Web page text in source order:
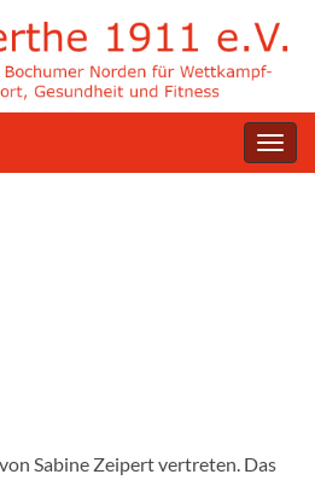
Sabine Zeipert vertreten. Das